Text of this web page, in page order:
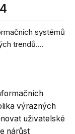
systémů
trendů....
výrazných
uživatelské
nárůst